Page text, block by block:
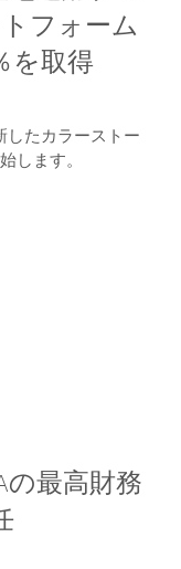
フォーム
を取得
したカラーストー
します。
の最高財務